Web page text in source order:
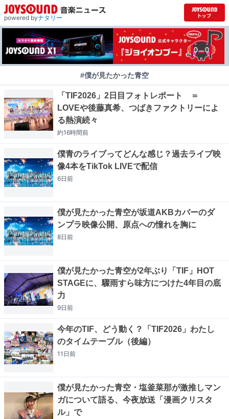
powered byナタリー
#僕が見たかった青空
「TIF2026」2日目フォトレポート ＝
LOVEや後藤真希、つばきファクトリーによ
る熱演続々
約16時間前
僕青のライブってどんな感じ？過去ライブ映
像4本をTikTok LIVEで配信
6日前
僕が見たかった青空が坂道AKBカバーのダ
ンプラ映像公開、原点への憧れを胸に
8日前
僕が見たかった青空が2年ぶり「TIF」HOT
STAGEに、驟雨すら味方につけた4年目の底
力
9日前
今年のTIF、どう動く？「TIF2026」わたし
のタイムテーブル（後編）
11日前
僕が見たかった青空・塩釜菜那が激推しマン
ガについて語る、今夜放送「漫画クリスタ
ル」で